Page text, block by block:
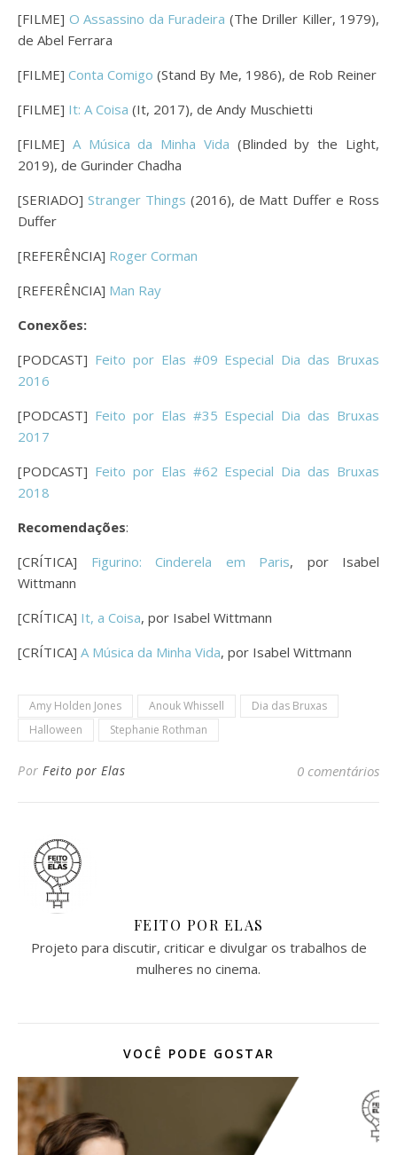
[FILME] O Assassino da Furadeira (The Driller Killer, 1979),
de Abel Ferrara
[FILME] Conta Comigo (Stand By Me, 1986), de Rob Reiner
[FILME] It: A Coisa (It, 2017), de Andy Muschietti
[FILME] A Música da Minha Vida (Blinded by the Light,
2019), de Gurinder Chadha
[SERIADO] Stranger Things (2016), de Matt Duffer e Ross
Duffer
[REFERÊNCIA] Roger Corman
[REFERÊNCIA] Man Ray
Conexões:
[PODCAST] Feito por Elas #09 Especial Dia das Bruxas
2016
[PODCAST] Feito por Elas #35 Especial Dia das Bruxas
2017
[PODCAST] Feito por Elas #62 Especial Dia das Bruxas
2018
Recomendações:
[CRÍTICA] Figurino: Cinderela em Paris, por Isabel
Wittmann
[CRÍTICA] It, a Coisa, por Isabel Wittmann
[CRÍTICA] A Música da Minha Vida, por Isabel Wittmann
Amy Holden Jones Anouk Whissell
Dia das Bruxas
Halloween
Stephanie Rothman
Por Feito por Elas 0 comentários
FEITO POR ELAS
Projeto para discutir, criticar e divulgar os trabalhos de
mulheres no cinema.
VOCÊ PODE GOSTAR